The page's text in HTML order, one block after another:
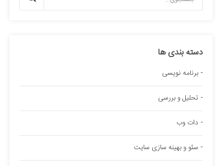
دسته بندی ها
برنامه نویسی
تحلیل و بررسی
دات وب
سئو و بهینه سازی سایت